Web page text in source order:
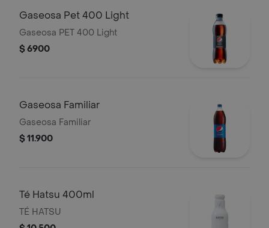
Gaseosa Pet 400 Light
Gaseosa PET 400 Light
$ 6900
Gaseosa Familiar
Gaseosa Familiar
$ 11.900
Té Hatsu 400ml
TÉ HATSU